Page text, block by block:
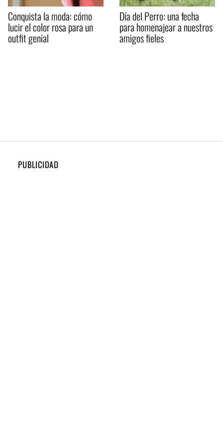
Conquista la moda: cómo
lucir el color rosa para un
outfit genial
Día del Perro: una fecha
para homenajear a nuestros
amigos fieles
PUBLICIDAD